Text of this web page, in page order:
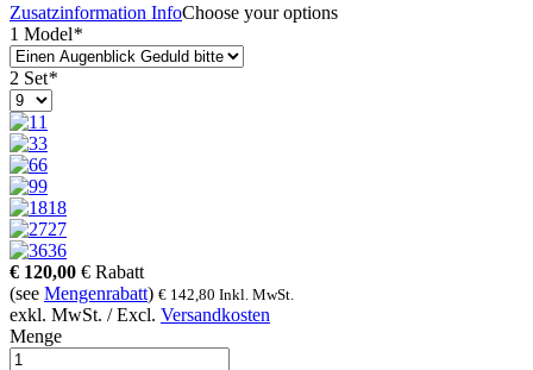
Zusatzinformation InfoChoose your options
1 Model*
2 Set*
1
3
6
9
18
27
36
€ 120,00 € Rabatt
(see Mengenrabatt) € 142,80 Inkl. MwSt.
exkl. MwSt. / Excl. Versandkosten
Menge